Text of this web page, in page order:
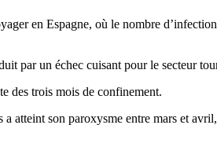
en Espagne, où le nombre
par un échec cuisant pour le secteur
des trois mois de confinement.
atteint son paroxysme entre mars et